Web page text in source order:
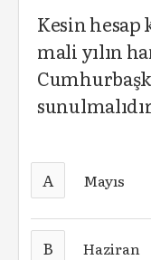
Kesin
mali yılın
A Mayıs
B Haziran